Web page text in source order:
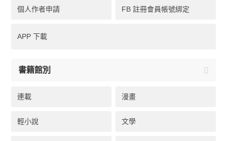
個人作者申請 FB 註冊會員帳號綁定
APP 下載
書籍館別
連載 漫畫
輕小說 文學